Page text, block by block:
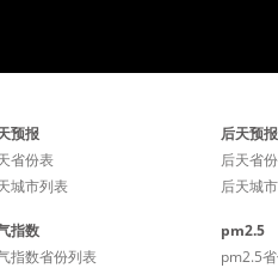
人群密
感冒的
感冒可
童鞋们
减衣物
预报
省份表
城市列表
后天预报
后天省
后天城
指数
指数省份列表
pm2.5
pm2.5